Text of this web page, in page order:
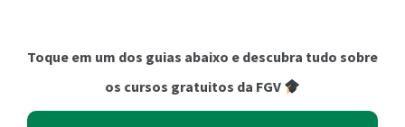
Toque em um dos guias abaixo e descubra tudo sobre
os cursos gratuitos da FGV